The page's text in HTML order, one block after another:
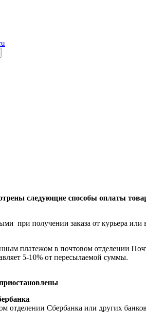
следующие способы оплаты
при получении заказа от курьера или
платежом в почтовом отделении
5-10% от пересылаемой суммы.
отделении Сбербанка или других